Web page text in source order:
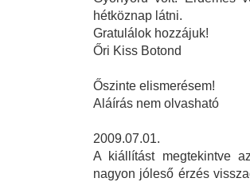
hétköznap látni.
Gratulálok hozzájuk!
Őri Kiss Botond
Őszinte elismerésem!
Aláírás nem olvasható
2009.07.01.
A kiállítást megtekintve
nagyon jóleső érzés